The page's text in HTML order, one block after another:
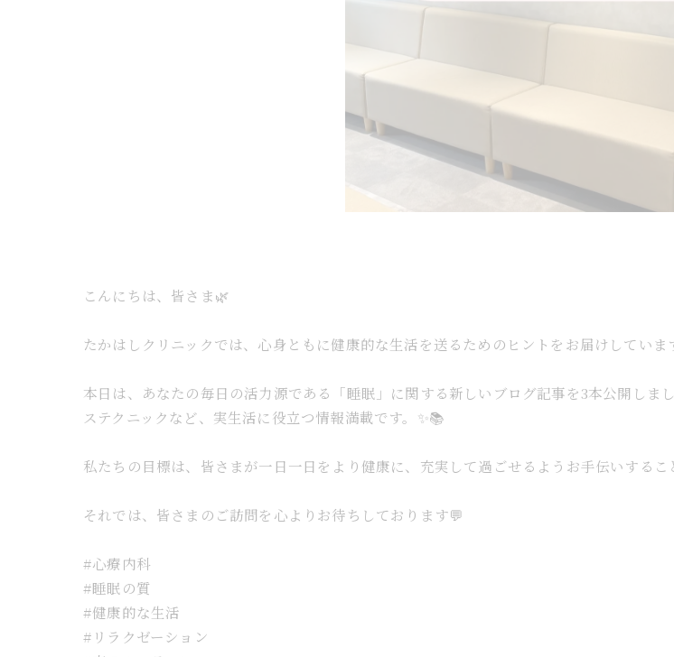
こんにちは、皆さま🌿
たかはしクリニックでは、心身ともに健康的な生活を送るためのヒントをお届けしていま
本日は、あなたの毎日の活力源である「睡眠」に関する新しいブログ記事を3本公開し
ステクニックなど、実生活に役立つ情報満載です。✨📚
私たちの目標は、皆さまが一日一日をより健康に、充実して過ごせるようお手伝いする
それでは、皆さまのご訪問を心よりお待ちしております💬
#心療内科
#睡眠の質
#健康的な生活
#リラクゼーション